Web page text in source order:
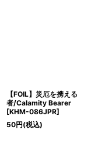
【FOIL】災厄を携える
者/Calamity Bearer
[KHM-086JPR]
50円(税込)